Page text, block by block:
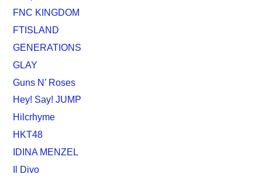
FNC KINGDOM
FTISLAND
GENERATIONS
GLAY
Guns N’ Roses
Hey! Say! JUMP
Hilcrhyme
HKT48
IDINA MENZEL
Il Divo